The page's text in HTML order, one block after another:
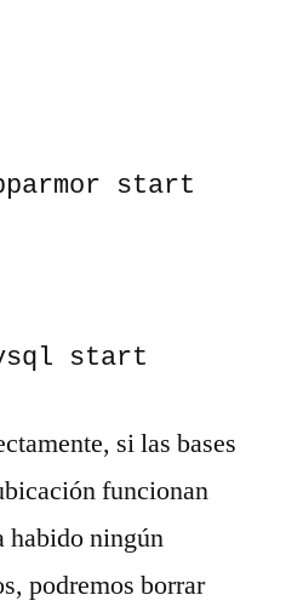
start
start
si las bases
funcionan
habido ningún
podremos borrar